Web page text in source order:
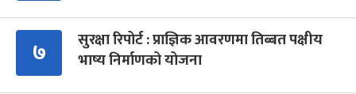
७
सुरक्षा रिपोर्ट : प्राज्ञिक आवरणमा तिब्बत पक्षीय
भाष्य निर्माणको योजना